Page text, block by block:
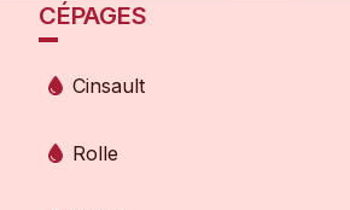
CÉPAGES
Cinsault
Rolle